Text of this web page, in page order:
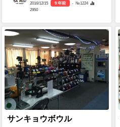
2016/12/15 9 年前
- №1224
2950
サンキョウボウル